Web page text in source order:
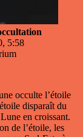
5:58
occulte l’étoile
disparaît du
en croissant.
de l’étoile, les